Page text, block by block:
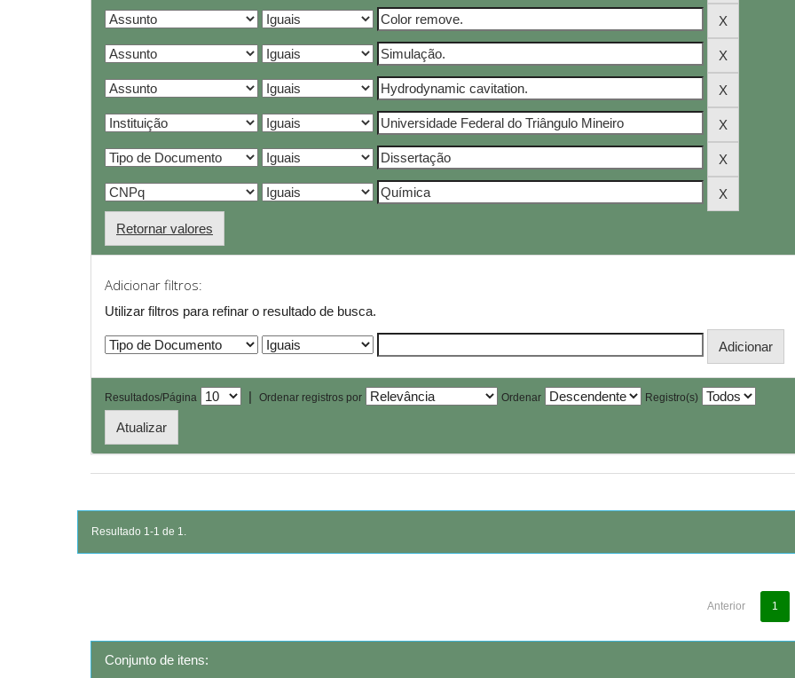
Retornar valores
Adicionar filtros:
Utilizar filtros para refinar o resultado de busca.
Resultados/Página | Ordenar registros por Ordenar Registro(s)
Resultado 1-1 de 1.
Anterior 1
Conjunto de itens: